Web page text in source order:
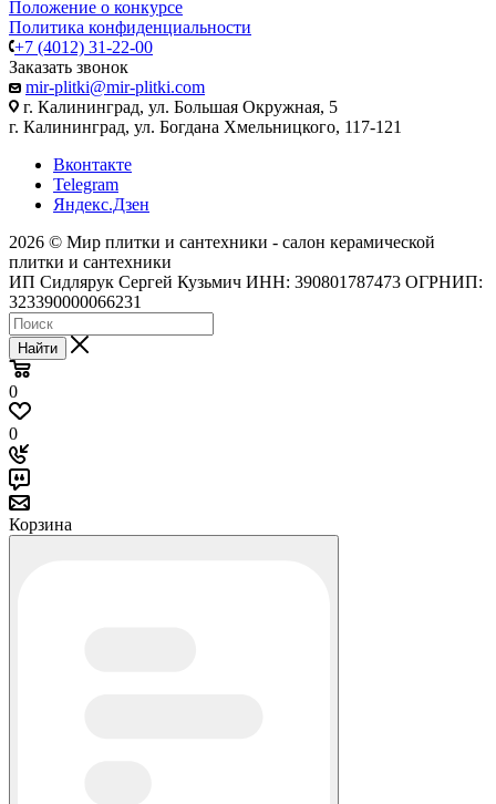
Положение о конкурсе
Политика конфиденциальности
+7 (4012) 31-22-00
Заказать звонок
mir-plitki@mir-plitki.com
г. Калининград, ул. Большая Окружная, 5
г. Калининград, ул. Богдана Хмельницкого, 117-121
Вконтакте
Telegram
Яндекс.Дзен
2026 © Мир плитки и сантехники - салон керамической
плитки и сантехники
ИП Сидлярук Сергей Кузьмич ИНН: 390801787473 ОГРНИП:
323390000066231
Найти
0
0
Корзина